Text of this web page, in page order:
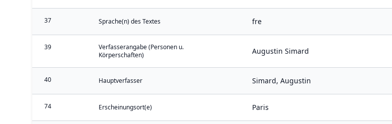
37 Sprache(n) des Textes fre
39
Verfasserangabe (Personen u.
Körperschaften)
Augustin Simard
40 Hauptverfasser Simard, Augustin
74 Erscheinungsort(e) Paris